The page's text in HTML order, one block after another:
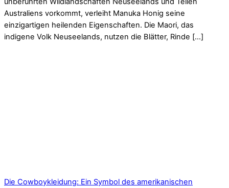
Australiens vorkommt, verleiht Manuka Honig seine
einzigartigen heilenden Eigenschaften. Die Maori, das
indigene Volk Neuseelands, nutzen die Blätter, Rinde […]
Die Cowboykleidung: Ein Symbol des amerikanischen